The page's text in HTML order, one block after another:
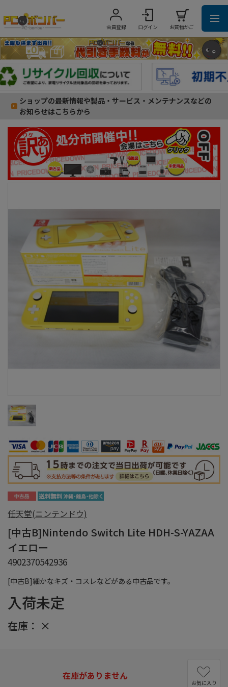
会員登録 ログイン お買物かご
ショップの最新情報や製品・サービス・メンテナンスなどの
お知らせはこちらから
[中古B]細かなキズ・コスレなどがある中古品です。
任天堂(ニンテンドウ)
[中古B]Nintendo Switch Lite HDH-S-YAZAA
イエロー
4902370542936
入荷未定
在庫： ×
在庫がありません
お気に入り